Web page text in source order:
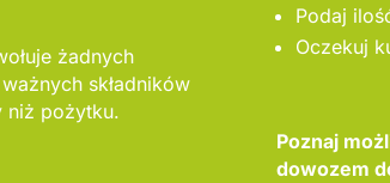
żadnych
składników
niż pożytku.
Podaj
Oczekuj
Poznaj
dowozem